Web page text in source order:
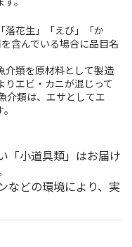
落花生」「えび」「か
含んでいる場合に品目名
類を原材料として製造
りエビ・カニが混じって
介類は、エサとしてエ
「小道具類」はお届け
などの環境により、実